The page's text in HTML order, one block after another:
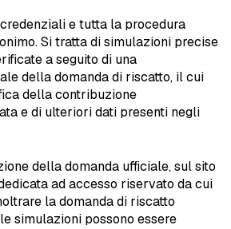
e tutta la procedura
Si tratta di simulazioni precise
a seguito di una
della domanda di riscatto, il cui
della contribuzione
e di ulteriori dati presenti negli
della domanda ufficiale, sul sito
ad accesso riservato da cui
la domanda di riscatto
simulazioni possono essere